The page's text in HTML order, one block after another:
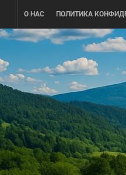
content
О НАС ПОЛИТИКА